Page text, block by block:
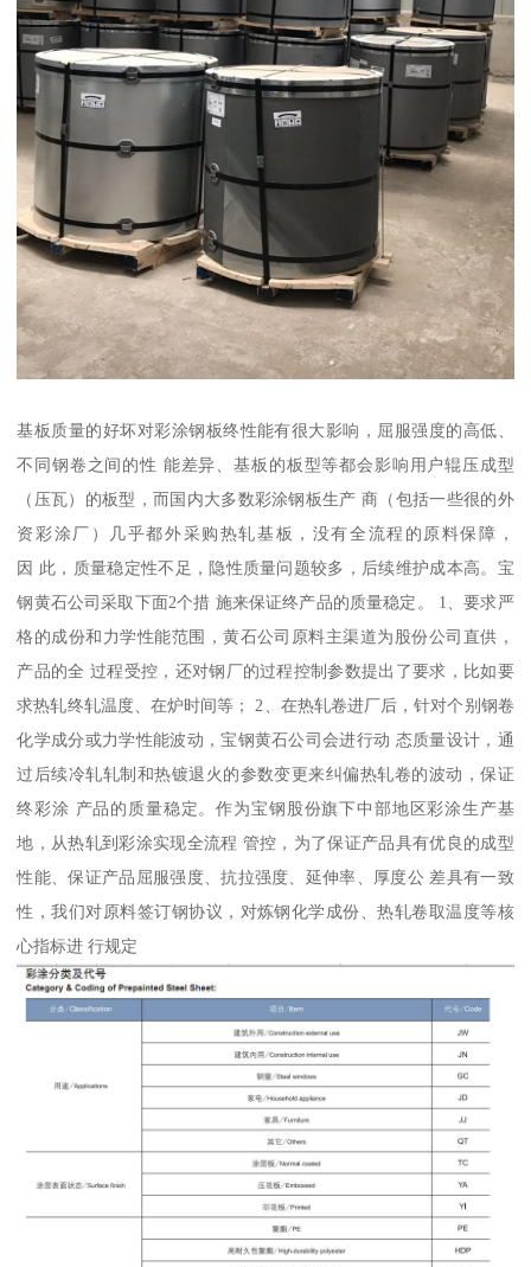
基板质量的好坏对彩涂钢板终性能有很大影响，屈服强度的高低、
不同钢卷之间的性 能差异、基板的板型等都会影响用户辊压成型
（压瓦）的板型，而国内大多数彩涂钢板生产 商（包括一些很的外
资彩涂厂）几乎都外采购热轧基板，没有全流程的原料保障，
因 此，质量稳定性不足，隐性质量问题较多，后续维护成本高。宝
钢黄石公司采取下面2个措 施来保证终产品的质量稳定。 1、要求严
格的成份和力学性能范围，黄石公司原料主渠道为股份公司直供，
产品的全 过程受控，还对钢厂的过程控制参数提出了要求，比如要
求热轧终轧温度、在炉时间等； 2、在热轧卷进厂后，针对个别钢卷
化学成分或力学性能波动，宝钢黄石公司会进行动 态质量设计，通
过后续冷轧轧制和热镀退火的参数变更来纠偏热轧卷的波动，保证
终彩涂 产品的质量稳定。作为宝钢股份旗下中部地区彩涂生产基
地，从热轧到彩涂实现全流程 管控，为了保证产品具有优良的成型
性能、保证产品屈服强度、抗拉强度、延伸率、厚度公 差具有一致
性，我们对原料签订钢协议，对炼钢化学成份、热轧卷取温度等核
心指标进 行规定